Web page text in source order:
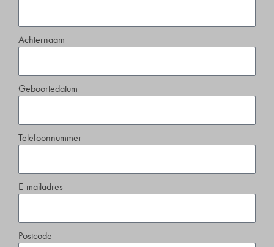
Achternaam
Geboortedatum
Telefoonnummer
E-mailadres
Postcode